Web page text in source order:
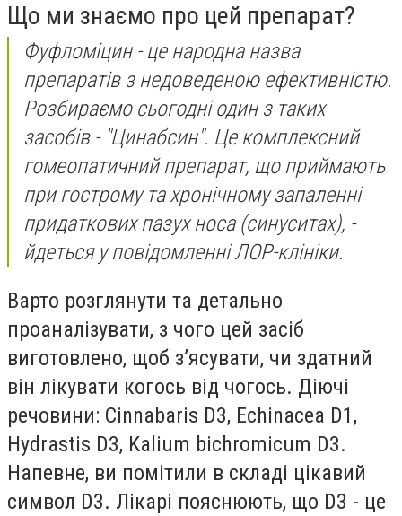
Що ми знаємо про цей препарат?
Фуфломіцин - це народна назва
препаратів з недоведеною ефективністю.
Розбираємо сьогодні один з таких
засобів - "Цинабсин". Це комплексний
гомеопатичний препарат, що приймають
при гострому та хронічному запаленні
придаткових пазух носа (синуситах), -
йдеться у повідомленні ЛОР-клініки.
Варто розглянути та детально
проаналізувати, з чого цей засіб
виготовлено, щоб з’ясувати, чи здатний
він лікувати когось від чогось. Діючі
речовини: Cinnabaris D3, Echinacea D1,
Hydrastis D3, Kalium bichromicum D3.
Напевне, ви помітили в складі цікавий
символ D3. Лікарі пояснюють, що D3 - це